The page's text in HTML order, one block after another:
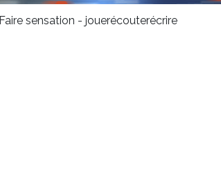
Faire sensation - jouerécouterécrire